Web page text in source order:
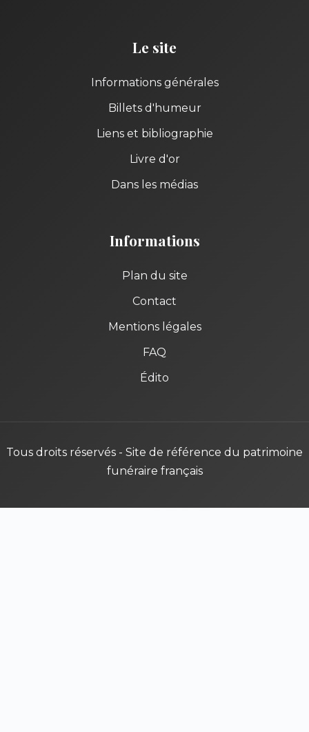
Le site
Informations générales
Billets d'humeur
Liens et bibliographie
Livre d'or
Dans les médias
Informations
Plan du site
Contact
Mentions légales
FAQ
Édito
Tous droits réservés - Site de référence du patrimoine
funéraire français